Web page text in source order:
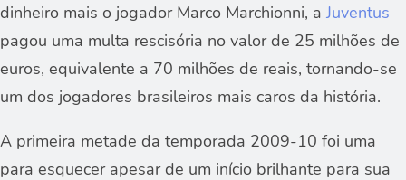
dinheiro mais o jogador Marco Marchionni, a Juventus
pagou uma multa rescisória no valor de 25 milhões de
euros, equivalente a 70 milhões de reais, tornando-se
um dos jogadores brasileiros mais caros da história.
A primeira metade da temporada 2009-10 foi uma
para esquecer apesar de um início brilhante para sua